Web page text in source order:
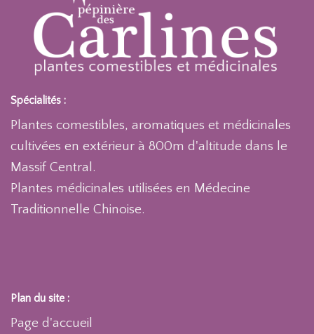
Spécialités :
Plantes comestibles, aromatiques et médicinales
cultivées en extérieur à 800m d'altitude dans le
Massif Central.
Plantes médicinales utilisées en Médecine
Traditionnelle Chinoise.
Plan du site :
Page d'accueil